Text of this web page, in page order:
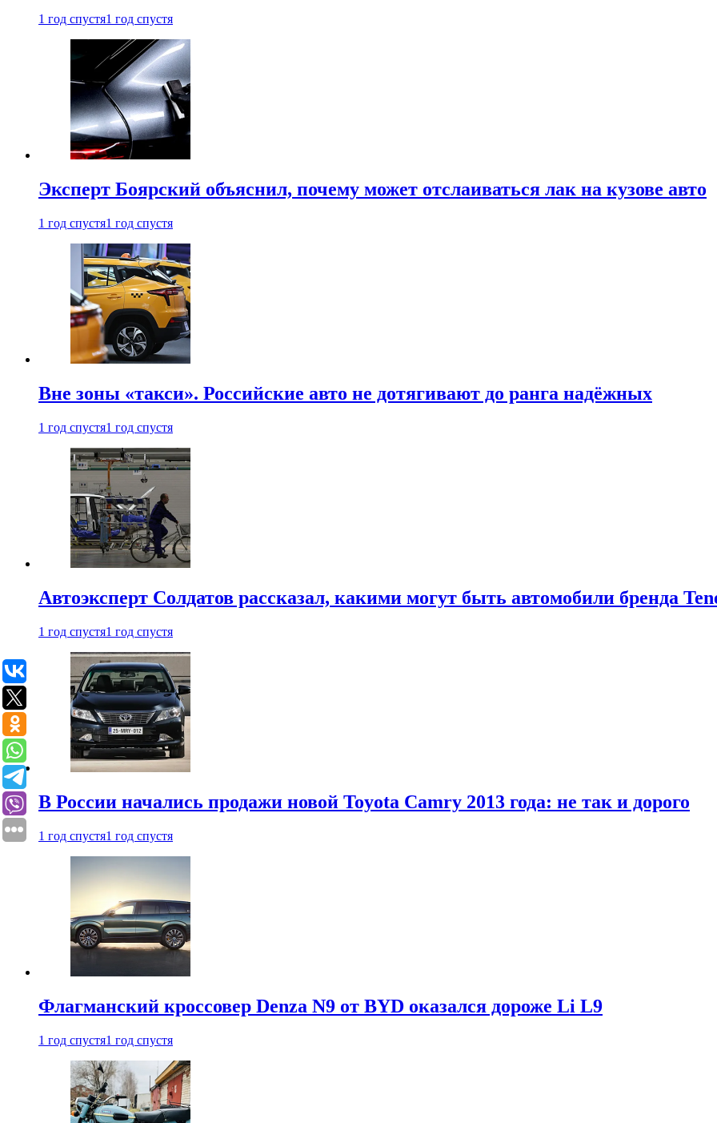
1 год спустя1 год спустя
Эксперт Боярский объяснил, почему может отслаиваться лак на кузове авто
1 год спустя1 год спустя
Вне зоны «такси». Российские авто не дотягивают до ранга надёжных
1 год спустя1 год спустя
Автоэксперт Солдатов рассказал, какими могут быть автомобили бренда
1 год спустя1 год спустя
В России начались продажи новой Toyota Camry 2013 года: не так и дорого
1 год спустя1 год спустя
Флагманский кроссовер Denza N9 от BYD оказался дороже Li L9
1 год спустя1 год спустя